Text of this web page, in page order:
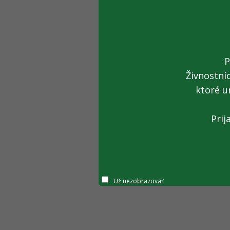
ktoré
Už nezobrazovať